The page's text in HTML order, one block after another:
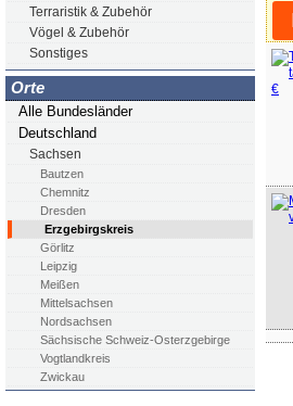
Terraristik & Zubehör
Vögel & Zubehör
Sonstiges
Orte
Alle Bundesländer
Deutschland
Sachsen
Bautzen
Chemnitz
Dresden
Erzgebirgskreis
Görlitz
Leipzig
Meißen
Mittelsachsen
Nordsachsen
Sächsische Schweiz-Osterzgebirge
Vogtlandkreis
Zwickau